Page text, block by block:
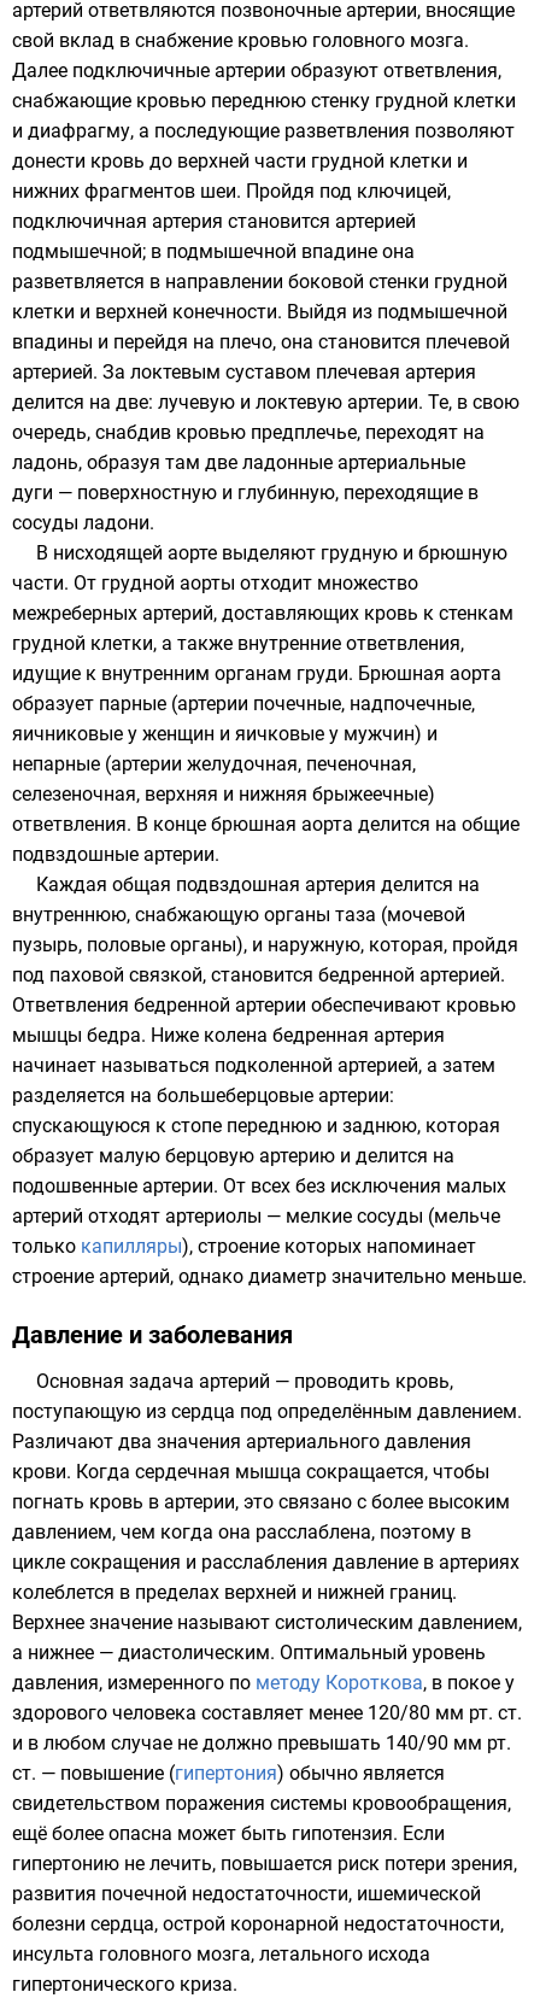
артерий ответвляются позвоночные артерии, вносящие
свой вклад в снабжение кровью головного мозга.
Далее подключичные артерии образуют ответвления,
снабжающие кровью переднюю стенку грудной клетки
и диафрагму, а последующие разветвления позволяют
донести кровь до верхней части грудной клетки и
нижних фрагментов шеи. Пройдя под ключицей,
подключичная артерия становится артерией
подмышечной; в подмышечной впадине она
разветвляется в направлении боковой стенки грудной
клетки и верхней конечности. Выйдя из подмышечной
впадины и перейдя на плечо, она становится плечевой
артерией. За локтевым суставом плечевая артерия
делится на две: лучевую и локтевую артерии. Те, в свою
очередь, снабдив кровью предплечье, переходят на
ладонь, образуя там две ладонные артериальные
дуги — поверхностную и глубинную, переходящие в
сосуды ладони.
В нисходящей аорте выделяют грудную и брюшную
части. От грудной аорты отходит множество
межреберных артерий, доставляющих кровь к стенкам
грудной клетки, а также внутренние ответвления,
идущие к внутренним органам груди. Брюшная аорта
образует парные (артерии почечные, надпочечные,
яичниковые у женщин и яичковые у мужчин) и
непарные (артерии желудочная, печеночная,
селезеночная, верхняя и нижняя брыжеечные)
ответвления. В конце брюшная аорта делится на общие
подвздошные артерии.
Каждая общая подвздошная артерия делится на
внутреннюю, снабжающую органы таза (мочевой
пузырь, половые органы), и наружную, которая, пройдя
под паховой связкой, становится бедренной артерией.
Ответвления бедренной артерии обеспечивают кровью
мышцы бедра. Ниже колена бедренная артерия
начинает называться подколенной артерией, а затем
разделяется на большеберцовые артерии:
спускающуюся к стопе переднюю и заднюю, которая
образует малую берцовую артерию и делится на
подошвенные артерии. От всех без исключения малых
артерий отходят артериолы — мелкие сосуды (мельче
только капилляры), строение которых напоминает
строение артерий, однако диаметр значительно меньше.
Давление и заболевания
Основная задача артерий — проводить кровь,
поступающую из сердца под определённым давлением.
Различают два значения артериального давления
крови. Когда сердечная мышца сокращается, чтобы
погнать кровь в артерии, это связано с более высоким
давлением, чем когда она расслаблена, поэтому в
цикле сокращения и расслабления давление в артериях
колеблется в пределах верхней и нижней границ.
Верхнее значение называют систолическим давлением,
а нижнее — диастолическим. Оптимальный уровень
давления, измеренного по методу Короткова, в покое у
здорового человека составляет менее 120/80 мм рт. ст.
и в любом случае не должно превышать 140/90 мм рт.
ст. — повышение (гипертония) обычно является
свидетельством поражения системы кровообращения,
ещё более опасна может быть гипотензия. Если
гипертонию не лечить, повышается риск потери зрения,
развития почечной недостаточности, ишемической
болезни сердца, острой коронарной недостаточности,
инсульта головного мозга, летального исхода
гипертонического криза.